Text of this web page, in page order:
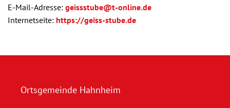
E-Mail-Adresse: geissstube@t-online.de
Internetseite: https://geiss-stube.de
Ortsgemeinde Hahnheim